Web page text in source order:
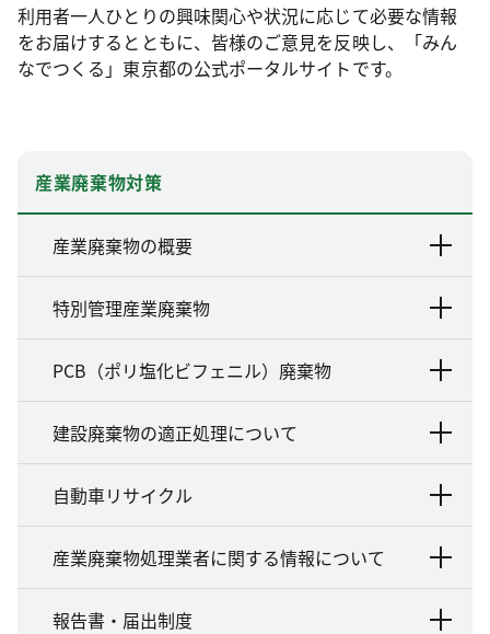
利用者一人ひとりの興味関心や状況に応じて必要な情報
をお届けするとともに、皆様のご意見を反映し、「みん
なでつくる」東京都の公式ポータルサイトです。
産業廃棄物対策
産業廃棄物の概要
特別管理産業廃棄物
PCB（ポリ塩化ビフェニル）廃棄物
建設廃棄物の適正処理について
自動車リサイクル
産業廃棄物処理業者に関する情報について
報告書・届出制度